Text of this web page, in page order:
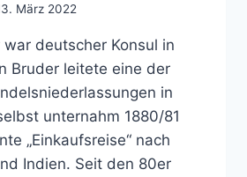
März 2022
war deutscher Konsul in
Bruder leitete eine der
in
unternahm 1880/81
„Einkaufsreise“ nach
Indien. Seit den 80er